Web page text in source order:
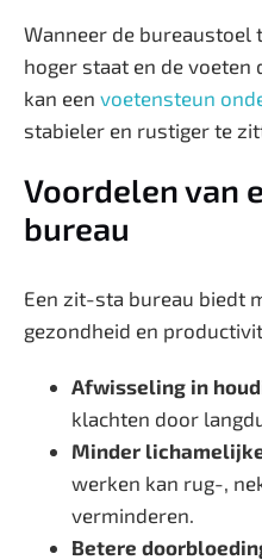
Wanneer de bureaustoel
hoger staat en de voeten
kan een voetensteun
stabieler en rustiger te
Voordelen van
bureau
Een zit-sta bureau biedt
gezondheid en
Afwisseling in
klachten door
Minder
werken kan rug-,
verminderen.
Betere